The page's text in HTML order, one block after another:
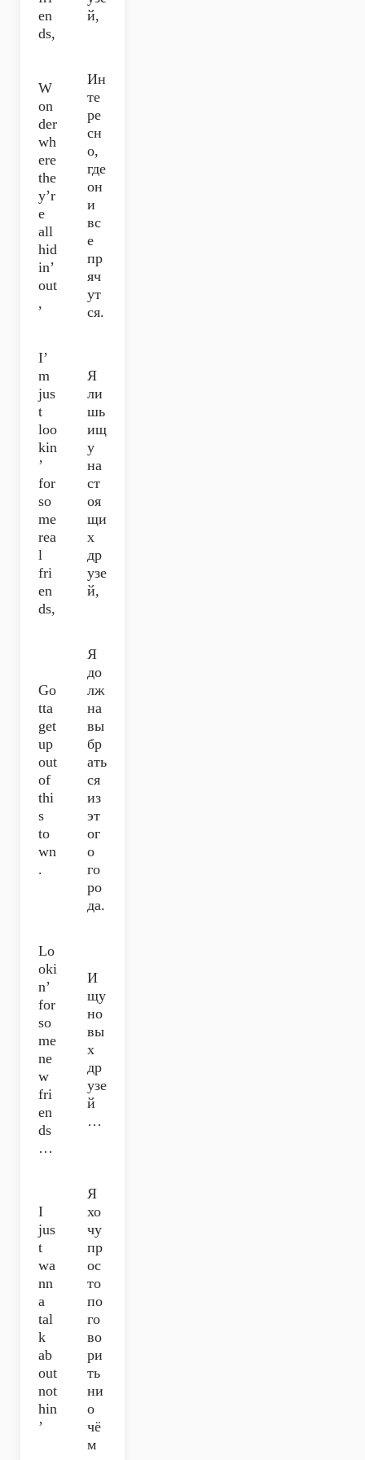
en
ds,
й,
W
on
der
wh
ere
the
y’r
e
all
hid
in’
out
,
Ин
те
ре
сн
о,
где
он
и
вс
е
пр
яч
ут
ся.
I’
m
jus
t
loo
kin
’
for
so
me
rea
l
fri
en
ds,
Я
ли
шь
ищ
у
на
ст
оя
щи
х
др
узе
й,
Go
tta
get
up
out
of
thi
s
to
wn
.
Я
до
лж
на
вы
бр
ать
ся
из
эт
ог
о
го
ро
да.
Lo
oki
n’
for
so
me
ne
w
fri
en
ds
…
И
щу
но
вы
х
др
узе
й
…
I
jus
t
wa
nn
a
tal
k
ab
out
not
hin
’
Я
хо
чу
пр
ос
то
по
го
во
ри
ть
ни
о
чё
м